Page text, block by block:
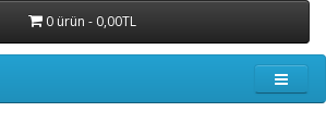
0 ürün - 0,00TL